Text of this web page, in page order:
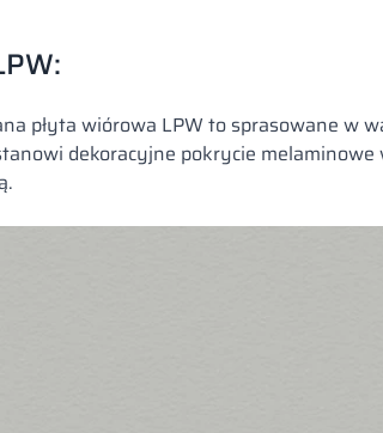
płyta wiórowa LPW to sprasowane w
dekoracyjne pokrycie melaminowe